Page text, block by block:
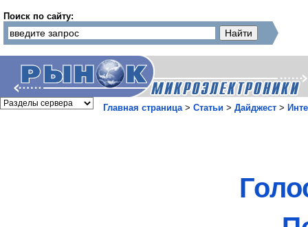
Поиск по сайту:
Главная страница> Статьи > Дайджест >